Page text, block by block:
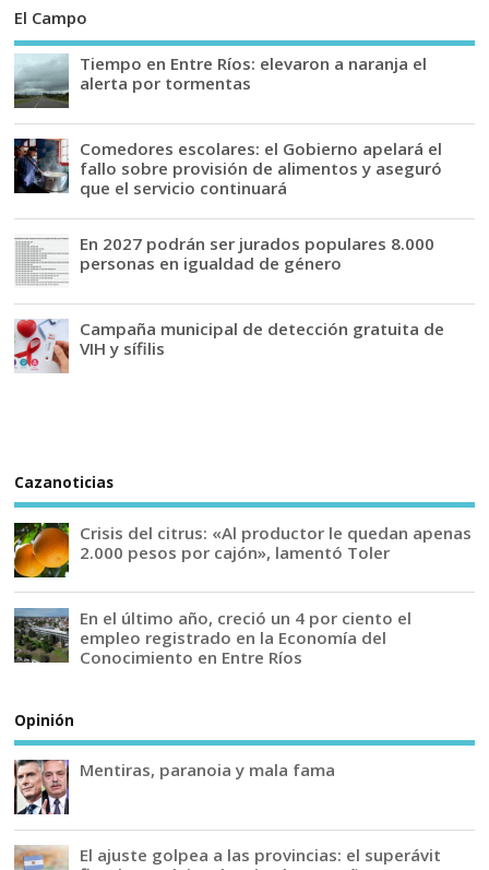
El Campo
Tiempo en Entre Ríos: elevaron a naranja el
alerta por tormentas
Comedores escolares: el Gobierno apelará el
fallo sobre provisión de alimentos y aseguró
que el servicio continuará
En 2027 podrán ser jurados populares 8.000
personas en igualdad de género
Campaña municipal de detección gratuita de
VIH y sífilis
Cazanoticias
Crisis del citrus: «Al productor le quedan apenas
2.000 pesos por cajón», lamentó Toler
En el último año, creció un 4 por ciento el
empleo registrado en la Economía del
Conocimiento en Entre Ríos
Opinión
Mentiras, paranoia y mala fama
El ajuste golpea a las provincias: el superávit